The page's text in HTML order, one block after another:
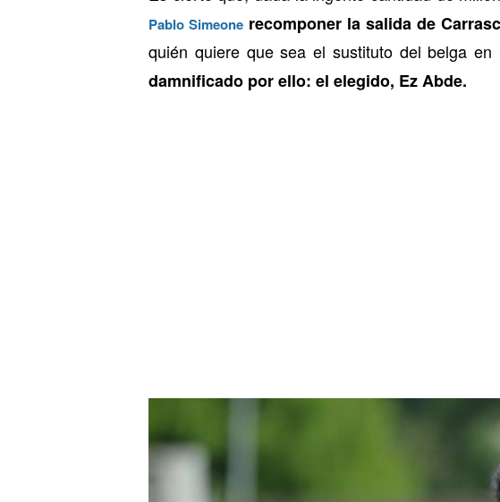
Pablo Simeone recomponer la salida de
quién quiere que sea el sustituto del belga
damnificado por ello: el elegido, Ez Abde.